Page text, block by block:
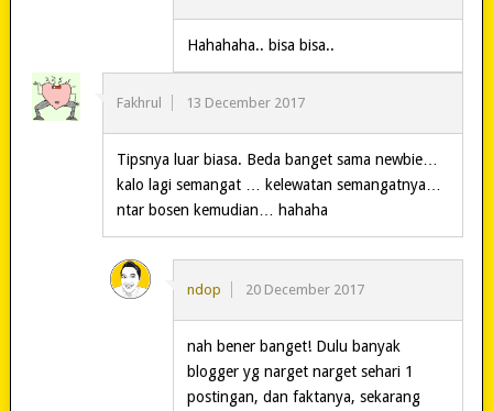
Hahahaha.. bisa bisa..
Fakhrul 13 December 2017
Tipsnya luar biasa. Beda banget sama newbie…
kalo lagi semangat … kelewatan semangatnya…
ntar bosen kemudian… hahaha
ndop 20 December 2017
nah bener banget! Dulu banyak
blogger yg narget narget sehari 1
postingan, dan faktanya, sekarang